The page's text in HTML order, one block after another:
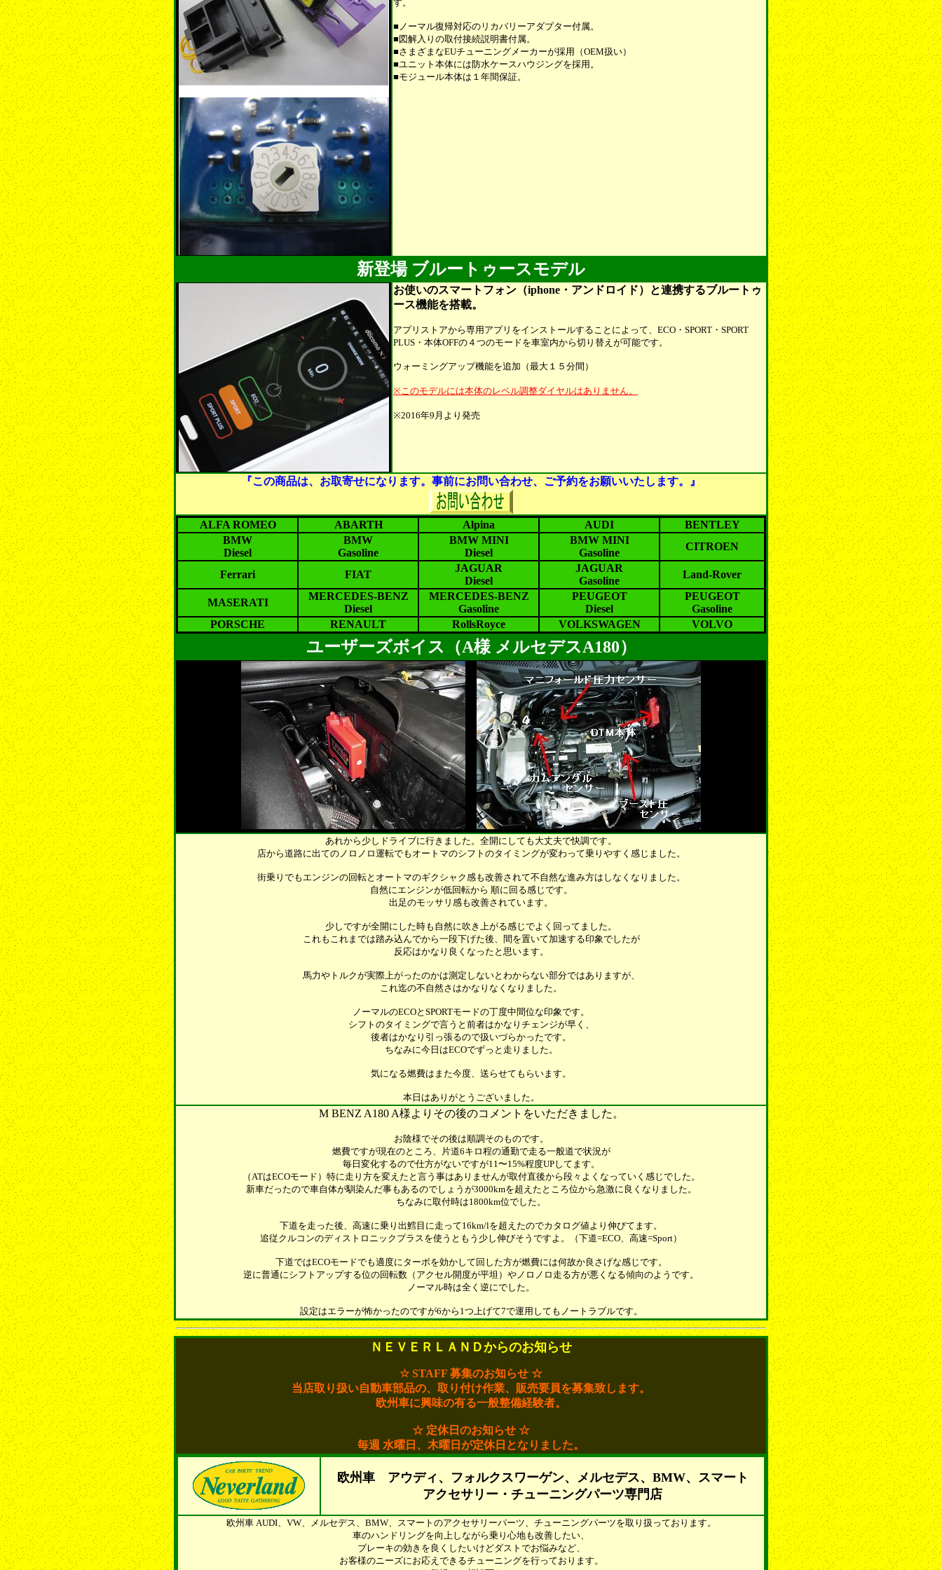
す。
■ノーマル復帰対応のリカバリーアダプター付属。
■図解入りの取付接続説明書付属。
■さまざまなEUチューニングメーカーが採用（OEM扱い）
■ユニット本体には防水ケースハウジングを採用。
■モジュール本体は１年間保証。
新登場 ブルートゥースモデル
お使いのスマートフォン（iphone・アンドロイド）と連携するブルートゥ
ース機能を搭載。
アプリストアから専用アプリをインストールすることによって、ECO・SPORT・SPORT
PLUS・本体OFFの４つのモードを車室内から切り替えが可能です。
ウォーミングアップ機能を追加（最大１５分間）
※このモデルには本体のレベル調整ダイヤルはありません。
※2016年9月より発売
『この商品は、お取寄せになります。事前にお問い合わせ、ご予約をお願いいたします。』
ALFA ROMEO ABARTH Alpina AUDI
BENTLEY
BMW
Diesel
BMW
Gasoline
BMW MINI
Diesel
BMW MINI
Gasoline
CITROEN
Ferrari FIAT
JAGUAR
Diesel
JAGUAR
Gasoline
Land-Rover
MASERATI
MERCEDES-BENZ
Diesel
MERCEDES-BENZ
Gasoline
PEUGEOT
Diesel
PEUGEOT
Gasoline
PORSCHE
RENAULT RollsRoyce VOLKSWAGEN VOLVO
ユーザーズボイス（A様 メルセデスA180）
あれから少しドライブに行きました。全開にしても大丈夫で快調です。
店から道路に出てのノロノロ運転でもオートマのシフトのタイミングが変わって乗りやすく感じました。
街乗りでもエンジンの回転とオートマのギクシャク感も改善されて不自然な進み方はしなくなりました。
自然にエンジンが低回転から 順に回る感じです。
出足のモッサリ感も改善されています。
少しですが全開にした時も自然に吹き上がる感じでよく回ってました。
これもこれまでは踏み込んでから一段下げた後、間を置いて加速する印象でしたが
反応はかなり良くなったと思います。
馬力やトルクが実際上がったのかは測定しないとわからない部分ではありますが、
これ迄の不自然さはかなりなくなりました。
ノーマルのECOとSPORTモードの丁度中間位な印象です。
シフトのタイミングで言うと前者はかなりチェンジが早く、
後者はかなり引っ張るので扱いづらかったです。
ちなみに今日はECOでずっと走りました。
気になる燃費はまた今度、送らせてもらいます。
本日はありがとうございました。
M BENZ A180 A様よりその後のコメントをいただきました。
お陰様でその後は順調そのものです。
燃費ですが現在のところ、片道6キロ程の通勤で走る一般道で状況が
毎日変化するので仕方がないですが11〜15%程度UPしてます。
（ATはECOモード）特に走り方を変えたと言う事はありませんが取付直後から段々よくなっていく感じでした。
新車だったので車自体が馴染んだ事もあるのでしょうが3000kmを超えたところ位から急激に良くなりました。
ちなみに取付時は1800km位でした。
下道を走った後、高速に乗り出鱈目に走って16km/lを超えたのでカタログ値より伸びてます。
追従クルコンのディストロニックプラスを使うともう少し伸びそうですよ。（下道=ECO、高速=Sport）
下道ではECOモードでも適度にターボを効かして回した方が燃費には何故か良さげな感じです。
逆に普通にシフトアップする位の回転数（アクセル開度が平坦）やノロノロ走る方が悪くなる傾向のようです。
ノーマル時は全く逆にでした。
設定はエラーが怖かったのですが6から1つ上げて7で運用してもノートラブルです。
ＮＥＶＥＲＬＡＮＤからのお知らせ
☆ STAFF 募集のお知らせ ☆
当店取り扱い自動車部品の、取り付け作業、販売要員を募集致します。
欧州車に興味の有る一般整備経験者。
☆ 定休日のお知らせ ☆
毎週 水曜日、木曜日が定休日となりました。
欧州車 アウディ、フォルクスワーゲン、メルセデス、BMW、スマート
アクセサリー・チューニングパーツ専門店
欧州車 AUDI、VW、メルセデス、BMW、スマートのアクセサリーパーツ、チューニングパーツを取り扱っております。
車のハンドリングを向上しながら乗り心地も改善したい、
ブレーキの効きを良くしたいけどダストでお悩みなど、
お客様のニーズにお応えできるチューニングを行っております。